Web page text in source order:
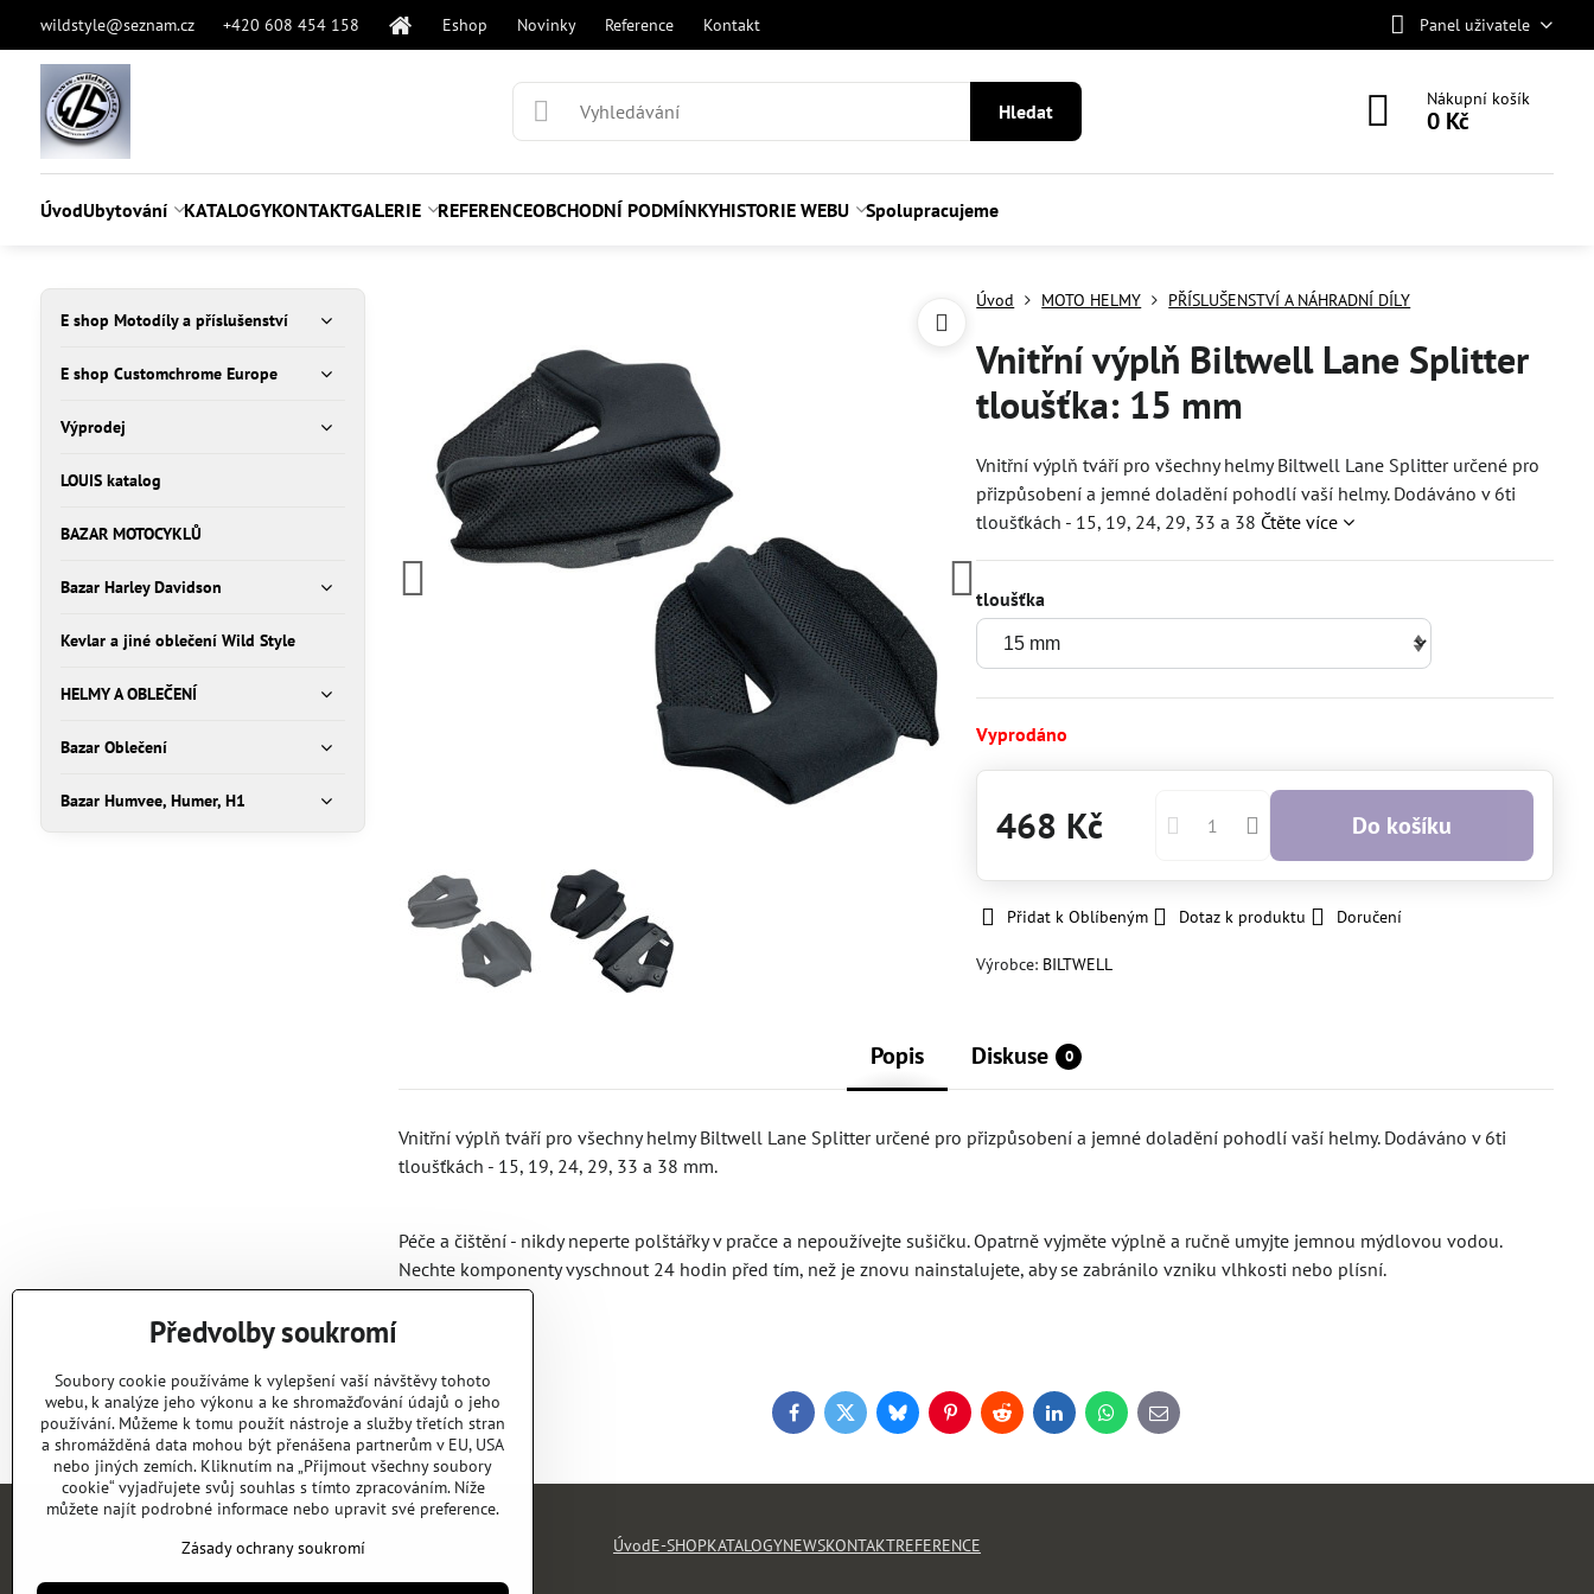
wildstyle@seznam.cz +420 608 454 158 Eshop Novinky Reference Kontakt Panel uživatele
Hledat
Nákupní košík
0 Kč
ÚvodUbytování KATALOGYKONTAKTGALERIE REFERENCEOBCHODNÍ PODMÍNKYHISTORIE WEBU Spolupracujeme
Úvod MOTO HELMY PŘÍSLUŠENSTVÍ A NÁHRADNÍ DÍLY
Vnitřní výplň Biltwell Lane Splitter
tloušťka: 15 mm
Vnitřní výplň tváří pro všechny helmy Biltwell Lane Splitter určené pro
přizpůsobení a jemné doladění pohodlí vaší helmy. Dodáváno v 6ti
tloušťkách - 15, 19, 24, 29, 33 a 38 Čtěte více
tloušťka
Vyprodáno
468 Kč Do košíku
Přidat k Oblíbeným Dotaz k produktu Doručení
Výrobce: BILTWELL
Popis Diskuse 0
Vnitřní výplň tváří pro všechny helmy Biltwell Lane Splitter určené pro přizpůsobení a jemné doladění pohodlí vaší helmy. Dodáváno v 6ti
tloušťkách - 15, 19, 24, 29, 33 a 38 mm.
Péče a čištění - nikdy neperte polštářky v pračce a nepoužívejte sušičku. Opatrně vyjměte výplně a ručně umyjte jemnou mýdlovou vodou.
Nechte komponenty vyschnout 24 hodin před tím, než je znovu nainstalujete, aby se zabránilo vzniku vlhkosti nebo plísní.
FacebookTwitterBlueskyPinterestRedditLinkedInWhatsApp
E-
mail
E shop Motodíly a příslušenství
E shop Customchrome Europe
Výprodej
LOUIS katalog
BAZAR MOTOCYKLŮ
Bazar Harley Davidson
Kevlar a jiné oblečení Wild Style
HELMY A OBLEČENÍ
Bazar Oblečení
Bazar Humvee, Humer, H1
ÚvodE-SHOPKATALOGYNEWSKONTAKTREFERENCE
Předvolby soukromí
Soubory cookie používáme k vylepšení vaší návštěvy tohoto
webu, k analýze jeho výkonu a ke shromažďování údajů o jeho
používání. Můžeme k tomu použít nástroje a služby třetích stran
a shromážděná data mohou být přenášena partnerům v EU, USA
nebo jiných zemích. Kliknutím na „Přijmout všechny soubory
cookie“ vyjadřujete svůj souhlas s tímto zpracováním. Níže
můžete najít podrobné informace nebo upravit své preference.
Zásady ochrany soukromí